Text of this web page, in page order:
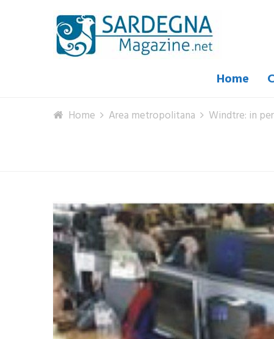
Home
Home Area metropolitana Windtre: in